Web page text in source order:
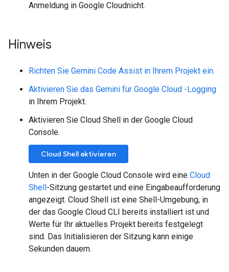
Anmeldung in Google Cloudnicht.
Hinweis
Richten Sie Gemini Code Assist in Ihrem Projekt ein.
Aktivieren Sie das Gemini für Google Cloud -Logging
in Ihrem Projekt.
Aktivieren Sie Cloud Shell in der Google Cloud
Console.
Cloud Shell aktivieren
Unten in der Google Cloud Console wird eine Cloud
Shell-Sitzung gestartet und eine Eingabeaufforderung
angezeigt. Cloud Shell ist eine Shell-Umgebung, in
der das Google Cloud CLI bereits installiert ist und
Werte für Ihr aktuelles Projekt bereits festgelegt
sind. Das Initialisieren der Sitzung kann einige
Sekunden dauern.